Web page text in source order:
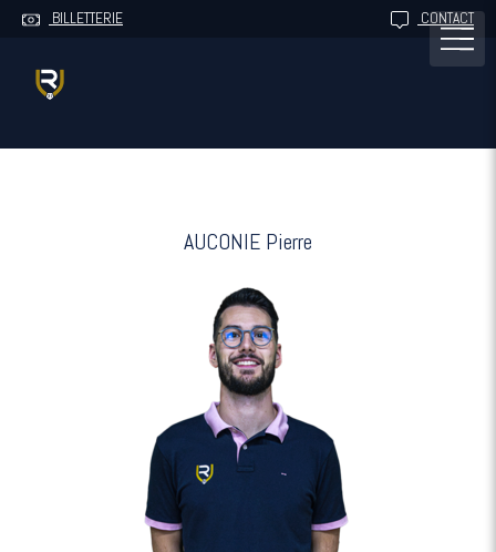
BILLETTERIE CONTACT
AUCONIE Pierre